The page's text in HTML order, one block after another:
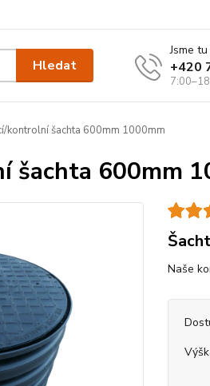
Hledat
Jsme
+420
kontrolní šachta 600mm 1000mm
šachta 600mm
Naše